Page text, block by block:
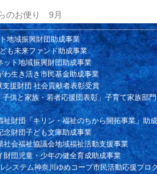
のお便り 9月
地域振興財団助成事業
も未来ファンド助成事業
ト地域振興財団助成事業
生き活き市民基金助成事業
援財団 社会貢献者表彰受賞
供と家族・若者応援団表彰」子育て家族部
財団「キリン・福祉のちから開拓事業」助
財団子ども文庫助成事業
会福祉協議会地域福祉活動支援事業
団児童・少年の健全育成助成事業
ステム神奈川ゆめコープ市民活動応援プロ